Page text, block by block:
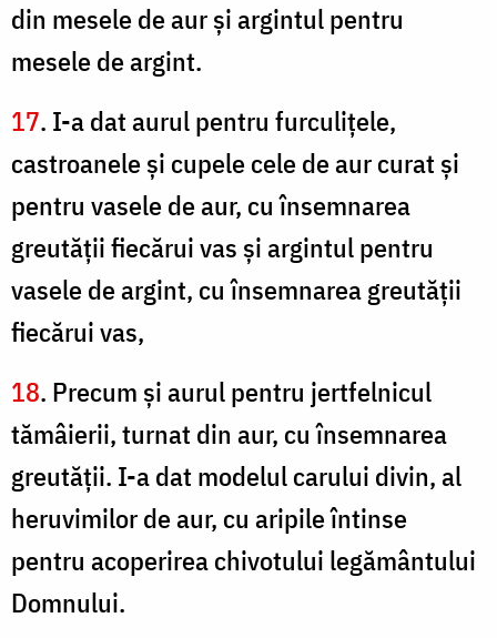
din mesele de aur şi argintul pentru
mesele de argint.
17. I-a dat aurul pentru furculiţele,
castroanele şi cupele cele de aur curat şi
pentru vasele de aur, cu însemnarea
greutăţii fiecărui vas şi argintul pentru
vasele de argint, cu însemnarea greutăţii
fiecărui vas,
18. Precum şi aurul pentru jertfelnicul
tămâierii, turnat din aur, cu însemnarea
greutăţii. I-a dat modelul carului divin, al
heruvimilor de aur, cu aripile întinse
pentru acoperirea chivotului legământului
Domnului.